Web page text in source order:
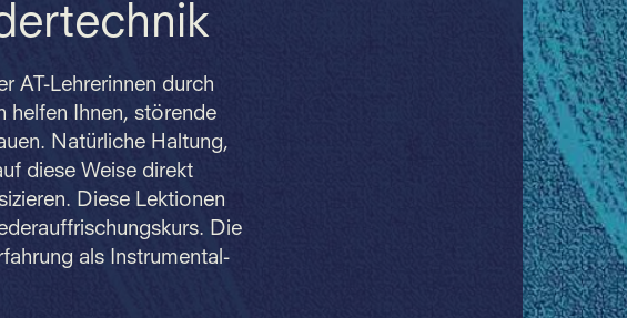
AT-Lehrerinnen durch
helfen Ihnen, störende
Natürliche Haltung,
diese Weise direkt
Diese Lektionen
Die
als Instrumental-